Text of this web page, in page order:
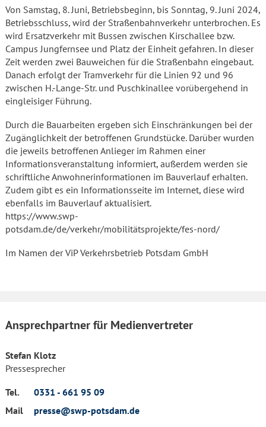
Von Samstag, 8. Juni, Betriebsbeginn, bis Sonntag, 9. Juni 2024,
Betriebsschluss, wird der Straßenbahnverkehr unterbrochen. Es
wird Ersatzverkehr mit Bussen zwischen Kirschallee bzw.
Campus Jungfernsee und Platz der Einheit gefahren. In dieser
Zeit werden zwei Bauweichen für die Straßenbahn eingebaut.
Danach erfolgt der Tramverkehr für die Linien 92 und 96
zwischen H.-Lange-Str. und Puschkinallee vorübergehend in
eingleisiger Führung.
Durch die Bauarbeiten ergeben sich Einschränkungen bei der
Zugänglichkeit der betroffenen Grundstücke. Darüber wurden
die jeweils betroffenen Anlieger im Rahmen einer
Informationsveranstaltung informiert, außerdem werden sie
schriftliche Anwohnerinformationen im Bauverlauf erhalten.
Zudem gibt es ein Informationsseite im Internet, diese wird
ebenfalls im Bauverlauf aktualisiert.
https://www.swp-
potsdam.de/de/verkehr/mobilitätsprojekte/fes-nord/
Im Namen der ViP Verkehrsbetrieb Potsdam GmbH
Ansprechpartner für Medienvertreter
Stefan Klotz
Pressesprecher
Tel.
0331 - 661 95 09
Mail
presse@swp-potsdam.de